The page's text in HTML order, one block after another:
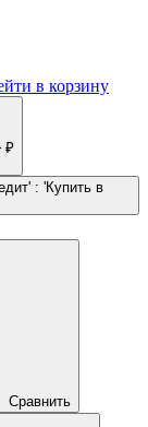
в корзину
₽
: 'Купить в
Сравнить